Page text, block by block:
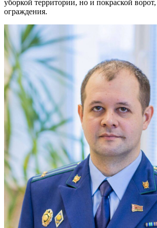
уборкой территории, но и покраской
ограждения.